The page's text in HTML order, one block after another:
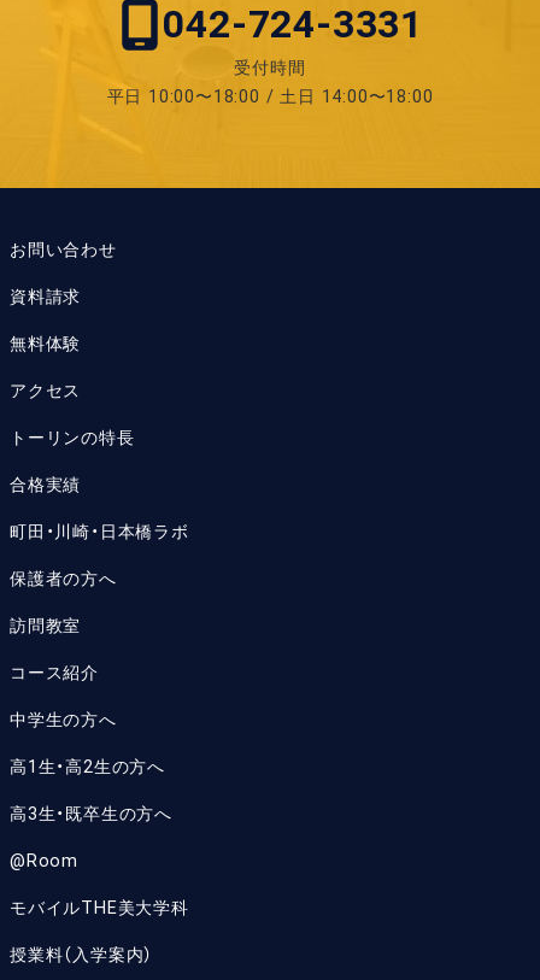
042-724-3331
受付時間
平日 10:00〜18:00 / 土日 14:00〜18:00
お問い合わせ
資料請求
無料体験
アクセス
トーリンの特長
合格実績
町田・川崎・日本橋ラボ
保護者の方へ
訪問教室
コース紹介
中学生の方へ
高1生・高2生の方へ
高3生・既卒生の方へ
@Room
モバイルTHE美大学科
授業料（入学案内）